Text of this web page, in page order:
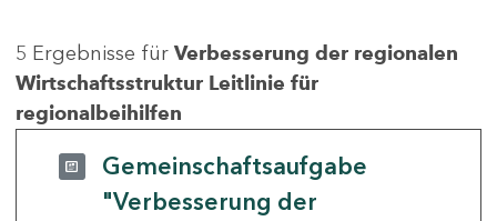
5 Ergebnisse für Verbesserung der regionalen
Wirtschaftsstruktur Leitlinie für
regionalbeihilfen
Gemeinschaftsaufgabe
"Verbesserung der